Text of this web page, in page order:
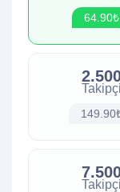
64.90₺
Takipçi
Takipçi